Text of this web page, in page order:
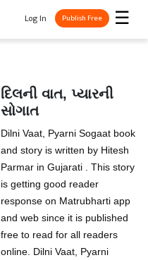
☰
Log In Publish Free
દિલની વાત, પ્યારની
સોગાત
Dilni Vaat, Pyarni Sogaat book
and story is written by Hitesh
Parmar in Gujarati . This story
is getting good reader
response on Matrubharti app
and web since it is published
free to read for all readers
online. Dilni Vaat, Pyarni